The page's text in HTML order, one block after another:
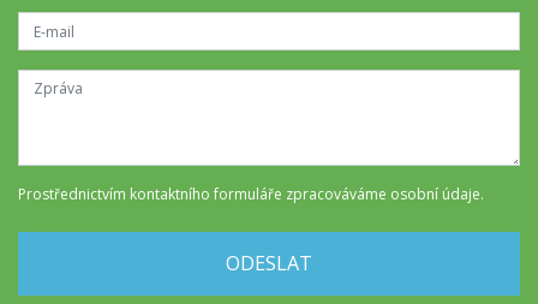
Prostřednictvím kontaktního formuláře zpracováváme osobní údaje.
ODESLAT